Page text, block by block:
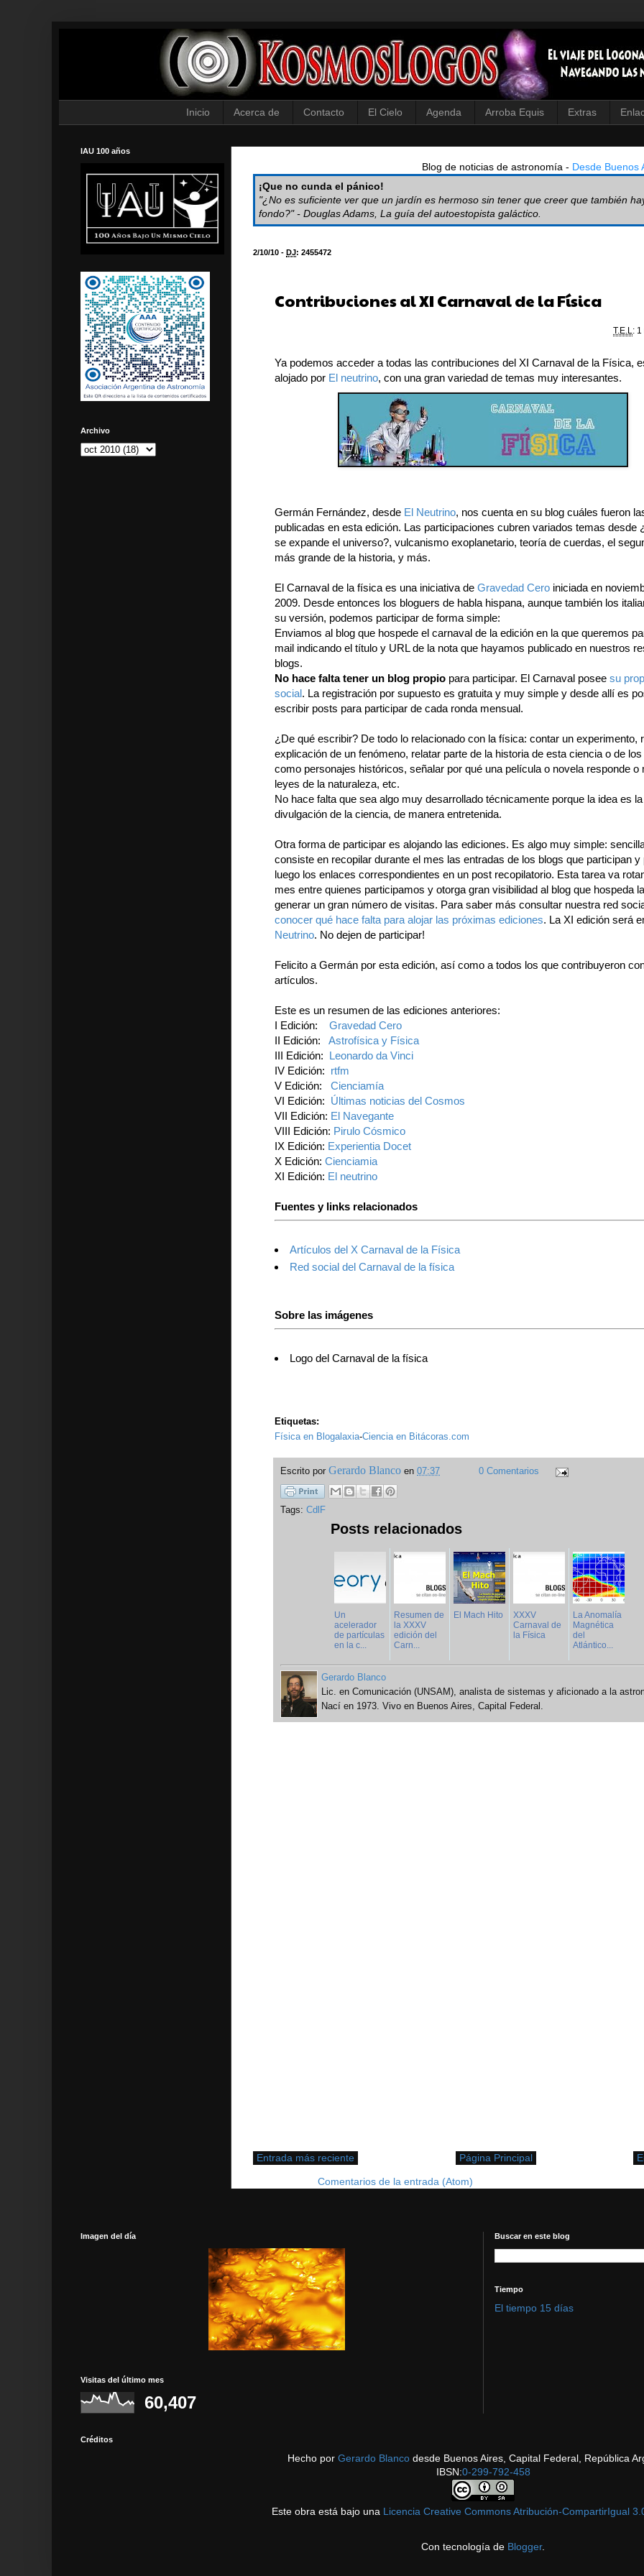
Inicio Acerca de Contacto El Cielo Agenda Arroba Equis Extras
Blog de noticias de astronomía - Desde Buenos
¡Que no cunda el pánico!
"¿No es suficiente ver que un jardín es hermoso sin tener que creer que también
fondo?" - Douglas Adams, La guía del autoestopista galáctico.
2/10/10 - DJ: 2455472
Contribuciones al XI Carnaval de la Física
T.E.L:
Ya podemos acceder a todas las contribuciones del XI Carnaval de la Física,
alojado por El neutrino, con una gran variedad de temas muy interesantes.
Germán Fernández, desde El Neutrino, nos cuenta en su blog cuáles fueron
publicadas en esta edición. Las participaciones cubren variados temas desde
se expande el universo?, vulcanismo exoplanetario, teoría de cuerdas, el
más grande de la historia, y más.
El Carnaval de la física es una iniciativa de Gravedad Cero iniciada en
2009. Desde entonces los bloguers de habla hispana, aunque también los
su versión, podemos participar de forma simple:
Enviamos al blog que hospede el carnaval de la edición en la que queremos
mail indicando el título y URL de la nota que hayamos publicado en nuestros
blogs.
No hace falta tener un blog propio para participar. El Carnaval posee su
social. La registración por supuesto es gratuita y muy simple y desde allí es
escribir posts para participar de cada ronda mensual.
¿De qué escribir? De todo lo relacionado con la física: contar un experimento,
explicación de un fenómeno, relatar parte de la historia de esta ciencia o de
como personajes históricos, señalar por qué una película o novela responde o
leyes de la naturaleza, etc.
No hace falta que sea algo muy desarrollado técnicamente porque la idea es la
divulgación de la ciencia, de manera entretenida.
Otra forma de participar es alojando las ediciones. Es algo muy simple:
consiste en recopilar durante el mes las entradas de los blogs que participan y
luego los enlaces correspondientes en un post recopilatorio. Esta tarea va
mes entre quienes participamos y otorga gran visibilidad al blog que hospeda
generar un gran número de visitas. Para saber más consultar nuestra red
conocer qué hace falta para alojar las próximas ediciones. La XI edición será
Neutrino. No dejen de participar!
Felicito a Germán por esta edición, así como a todos los que contribuyeron
artículos.
Este es un resumen de las ediciones anteriores:
I Edición: Gravedad Cero
II Edición: Astrofísica y Física
III Edición: Leonardo da Vinci
IV Edición: rtfm
V Edición: Cienciamía
VI Edición: Últimas noticias del Cosmos
VII Edición: El Navegante
VIII Edición: Pirulo Cósmico
IX Edición: Experientia Docet
X Edición: Cienciamia
XI Edición: El neutrino
Fuentes y links relacionados
Artículos del X Carnaval de la Física
Red social del Carnaval de la física
Sobre las imágenes
Logo del Carnaval de la física
Etiquetas:
Física en Blogalaxia-Ciencia en Bitácoras.com
Escrito por Gerardo Blanco en 07:37 0 Comentarios
Tags: CdlF
Posts relacionados
Un
acelerador
de partículas
en la c...
Resumen de
la XXXV
edición del
Carn...
El Mach Hito
XXXV
Carnaval de
la Física
La Anomalía
Magnética
del
Atlántico...
Gerardo Blanco
Lic. en Comunicación (UNSAM), analista de sistemas y aficionado a la
Nací en 1973. Vivo en Buenos Aires, Capital Federal.
Entrada más reciente Página Principal
Comentarios de la entrada (Atom)
IAU 100 años
Archivo
Imagen del día
Visitas del último mes
60,407
Buscar en este blog
Tiempo
El tiempo 15 días
Créditos
Hecho por Gerardo Blanco desde Buenos Aires, Capital Federal, República
IBSN:0-299-792-458
Este obra está bajo una Licencia Creative Commons Atribución-CompartirIgual
Con tecnología de Blogger.